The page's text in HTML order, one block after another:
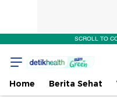
SCROLL TO
Home Berita Sehat